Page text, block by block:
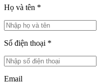
Họ và tên *
Số điện thoại *
Email